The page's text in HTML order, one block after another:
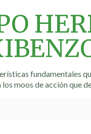
fundamentales
moos de acción que